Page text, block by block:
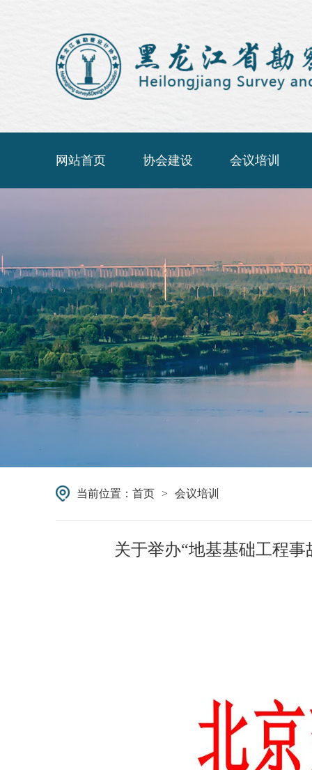
网站首页 协会建设 会议培训
当前位置： 首页 > 会议培训
关于举办“地基基础工程